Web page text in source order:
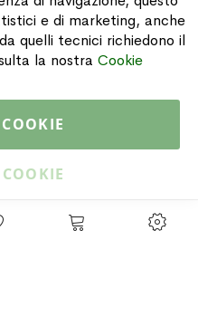
All rights reserved. P. IVA
Cookie Policy
e di marketing, anche
quelli tecnici richiedono il
la nostra Cookie